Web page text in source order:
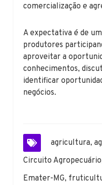
comercialização e
A expectativa é de
produtores
aproveitar a
conhecimentos,
identificar
negócios.
agricultura,
Circuito Agropecuário
Emater-MG,